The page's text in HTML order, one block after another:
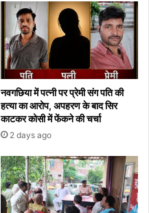
नवगछिया में पत्नी पर प्रेमी संग पति की
हत्या का आरोप, अपहरण के बाद सिर
काटकर कोसी में फेंकने की चर्चा
2 days ago